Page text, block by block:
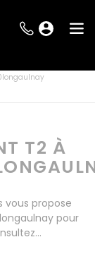
T2 À
vous propose
aux